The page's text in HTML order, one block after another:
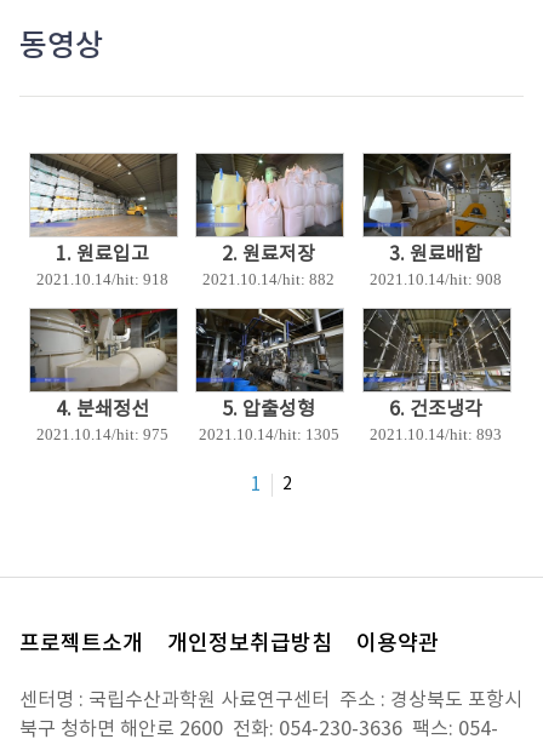
동영상
1. 원료입고
2021.10.14/hit: 918
2. 원료저장
2021.10.14/hit:882
3. 원료배합
2021.10.14/hit: 908
4. 분쇄정선
2021.10.14/hit: 975
5. 압출성형
2021.10.14/hit: 1305
6. 건조냉각
2021.10.14/hit: 893
1 2
프로젝트소개 개인정보취급방침 이용약관
센터명 : 국립수산과학원 사료연구센터
주소 : 경상북도 포항시
북구 청하면 해안로 2600 전화: 054-230-3636 팩스: 054-